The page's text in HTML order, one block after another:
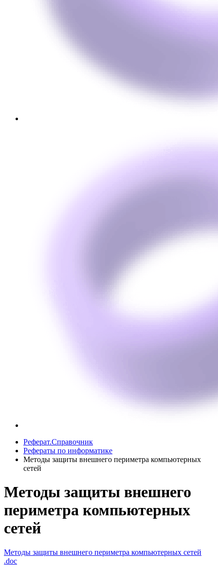
Реферат.Справочник
Рефераты по информатике
Методы защиты внешнего периметра компьютерных
сетей
Методы защиты внешнего
периметра компьютерных
сетей
Методы защиты внешнего периметра компьютерных сетей
.doc